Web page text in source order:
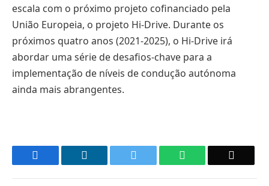
escala com o próximo projeto cofinanciado pela
União Europeia, o projeto Hi-Drive. Durante os
próximos quatro anos (2021-2025), o Hi-Drive irá
abordar uma série de desafios-chave para a
implementação de níveis de condução autónoma
ainda mais abrangentes.
WhatsApp